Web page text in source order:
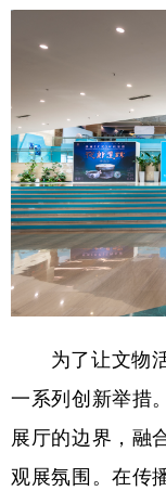
为了让文物活
一系列创新举措
展厅的边界，融
观展氛围。在传